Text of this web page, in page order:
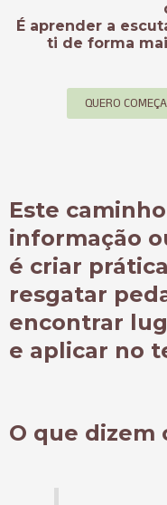
É aprender a
ti de forma
QUERO
Este
informação
é criar
resgatar
encontrar
e aplicar no
O que dizem